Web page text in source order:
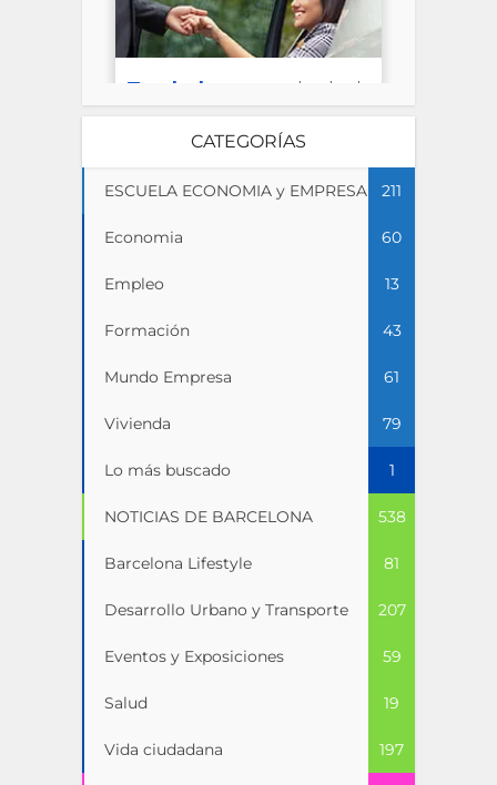
CATEGORÍAS
ESCUELA ECONOMIA y EMPRESA 211
Economia 60
Empleo 13
Formación 43
Mundo Empresa 61
Vivienda 79
Lo más buscado 1
NOTICIAS DE BARCELONA 538
Barcelona Lifestyle 81
Desarrollo Urbano y Transporte 207
Eventos y Exposiciones 59
Salud 19
Vida ciudadana 197